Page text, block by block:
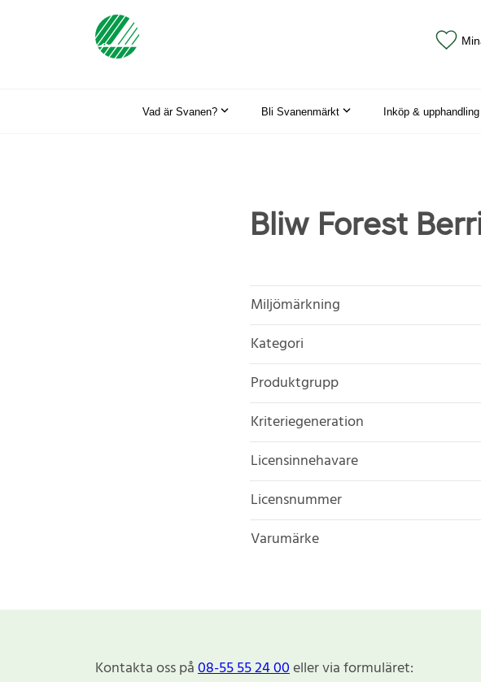
Vad är Svanen? Bli Svanenmärkt Inköp & upphandling
Bliw Forest
Miljömärkning
Kategori
Produktgrupp
Kriteriegeneration
Licensinnehavare
Licensnummer
Varumärke
Kontakta oss på08-55 55 24 00eller via formuläret: